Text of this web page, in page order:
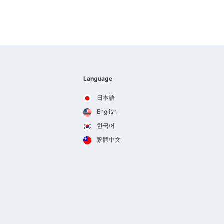
Language
日本語
English
한국어
繁體中文